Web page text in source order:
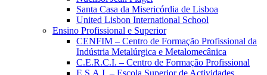
Santa Casa da Misericórdia de Lisboa
United Lisbon International School
Ensino Profissional e Superior
CENFIM – Centro de Formação Profissional da
Indústria Metalúrgica e Metalomecânica
C.E.R.C.I. – Centro de Formação Profissional
E.S.A.I. – Escola Superior de Actividades